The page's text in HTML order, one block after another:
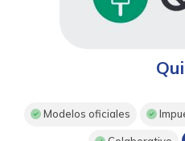
Modelos oficiales